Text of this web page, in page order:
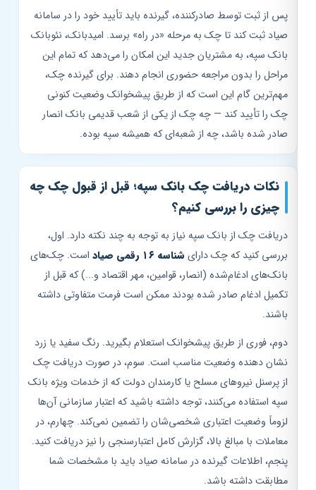
پس از ثبت توسط صادرکننده، گیرنده باید تأیید خود را در سامانه
صیاد ثبت کند تا چک به مرحله «در راه» برسد. امیدبانک، نئوبانک
بانک سپه، به مشتریان جدید این امکان را می‌دهد که تمام این
مراحل را بدون مراجعه حضوری انجام دهند. برای گیرنده چک،
مهم‌ترین گام این است که از طریق پیشخوانک وضعیت کنونی
چک را تأیید کند — چه چک از یکی از شعب قدیمی بانک انصار
صادر شده باشد، چه از شعبه‌ای که همیشه سپه بوده.
نکات دریافت چک بانک سپه؛ قبل از قبول چک چه
چیزی را بررسی کنیم؟
دریافت چک از بانک سپه نیاز به توجه به چند نکته دارد. اول،
بررسی کنید که چک دارایشناسه ۱۶ رقمی صیاد
است. چک‌های
بانک‌های ادغام‌شده (انصار، قوامین، مهر اقتصاد و...) که قبل از
تکمیل ادغام صادر شده بودند ممکن است فرمت متفاوتی داشته
باشند.
دوم، فوری از طریق پیشخوانک استعلام بگیرید. رنگ سفید یا زرد
نشان دهنده وضعیت مناسب است. سوم، در صورت دریافت چک
از پرسنل نیروهای مسلح یا کارمندان دولت که از خدمات ویژه بانک
سپه استفاده می‌کنند، توجه داشته باشید که اعتبار سازمانی آن‌ها
لزوماً وضعیت اعتباری شخصی‌شان را تضمین نمی‌کند. چهارم، در
معاملات با مبالغ بالا، گزارش کامل اعتبارسنجی را نیز دریافت کنید.
پنجم، اطلاعات گیرنده در سامانه صیاد باید با مشخصات شما
مطابقت داشته باشد.